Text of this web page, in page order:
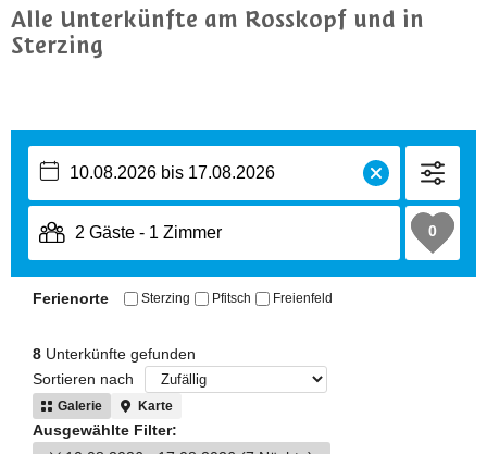
Alle Unterkünfte am Rosskopf und in
Sterzing